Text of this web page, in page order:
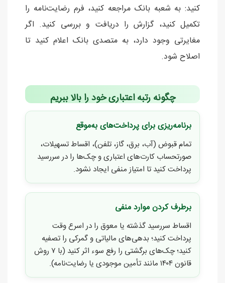
کنید: به شعبه بانک مراجعه کنید، فرم رضایت‌نامه را
تکمیل کنید، گزارش را دریافت و بررسی کنید. اگر
مغایرتی وجود دارد، به متصدی بانک اعلام کنید تا
اصلاح شود.
چگونه رتبه اعتباری خود را بالا ببریم
برنامه‌ریزی برای پرداخت‌های به‌موقع
تمام قبوض (آب، برق، گاز، تلفن)، اقساط تسهیلات،
صورتحساب کارت‌های اعتباری و چک‌ها را در سررسید
پرداخت کنید تا امتیاز منفی ایجاد نشود.
برطرف کردن موارد منفی
اقساط سررسید گذشته یا معوق را در اسرع وقت
پرداخت کنید؛ بدهی‌های مالیاتی و گمرکی را تصفیه
کنید؛ چک‌های برگشتی را رفع سوء اثر کنید (با ۷ روش
قانون ۱۴۰۴ مانند تأمین موجودی یا رضایت‌نامه).